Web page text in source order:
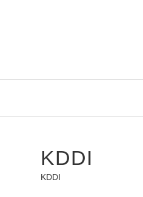
KDDI
KDDI